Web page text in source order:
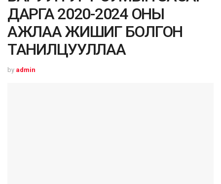
ДАРГА 2020-2024 ОНЫ
АЖЛАА ЖИШИГ БОЛГОН
ТАНИЛЦУУЛЛАА
by admin